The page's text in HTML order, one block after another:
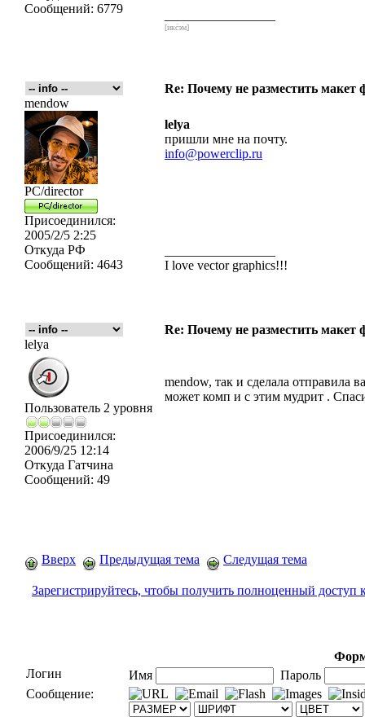
Сообщений: 6779
[икс́эм]
Re: Почему не разместить макет
mendow
PC/director
Присоединился:
2005/2/5 2:25
Откуда РФ
Сообщений: 4643
lelya
пришли мне на почту.
info@powerclip.ru
I love vector graphics!!!
Re: Почему не разместить макет
lelya
Пользователь 2 уровня
Присоединился:
2006/9/25 12:14
Откуда Гатчина
Сообщений: 49
mendow, так и сделала отправила
может комп и с этим мудрит .
Вверх Предыдущая тема Следущая тема
Зарегистрируйтесь, чтобы получить полноценный доступ
Логин
Имя
Пароль
Сообщение: